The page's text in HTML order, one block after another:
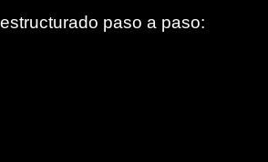
paso a paso: